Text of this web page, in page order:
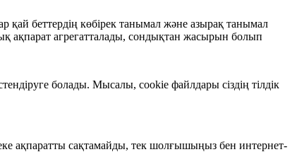
қай беттердің көбірек танымал және азырақ танымал
ақпарат агрегатталады, сондықтан жасырын болып
болады. Мысалы, cookie файлдары сіздің тілдік
ақпаратты сақтамайды, тек шолғышыңыз бен интернет-